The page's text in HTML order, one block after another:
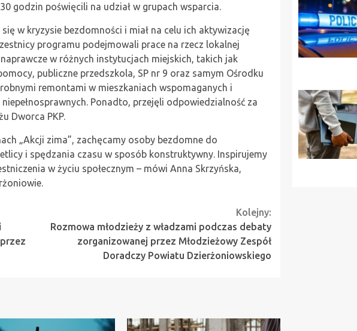
godzin poświęcili na udział w grupach wsparcia.
w kryzysie bezdomności i miał na celu ich aktywizację
programu podejmowali prace na rzecz lokalnej
w różnych instytucjach miejskich, takich jak
publiczne przedszkola, SP nr 9 oraz samym Ośrodku
remontami w mieszkaniach wspomaganych i
Ponadto, przejęli odpowiedzialność za
Dworca PKP.
„Akcji zima”, zachęcamy osoby bezdomne do
i spędzania czasu w sposób konstruktywny. Inspirujemy
w życiu społecznym – mówi Anna Skrzyńska,
Kolejny:
Rozmowa młodzieży z władzami podczas debaty
zorganizowanej przez Młodzieżowy Zespół
Doradczy Powiatu Dzierżoniowskiego